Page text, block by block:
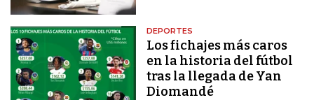
DEPORTES
Los fichajes más caros
en la historia del fútbol
tras la llegada de Yan
Diomandé